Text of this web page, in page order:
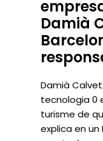
Damià
Damià
tecnologia 0
turisme de
explica en